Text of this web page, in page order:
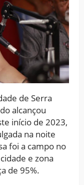
de Serra
alcançou
início de 2023,
na noite
foi a campo no
e zona
de 95%.